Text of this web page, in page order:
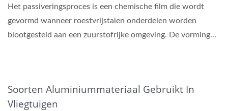
Het passiveringsproces is een chemische film die wordt
gevormd wanneer roestvrijstalen onderdelen worden
blootgesteld aan een zuurstofrijke omgeving. De vorming...
Soorten Aluminiummateriaal Gebruikt In
Vliegtuigen